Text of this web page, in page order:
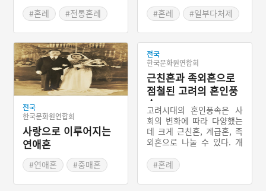
식이다. 부귀부가(夫歸婦
家) 또는 서류부가(壻留婦
家)라고 부르기도 한다. 신
붓집에서 삼일동안 혼례식
이 절차에 따라 이루어진다.
이를 삼 일 잔치 혹은 삼일
대반이라고 부른다. 이러한
남귀여가혼은 조선시대 성
리학이 대세가 되면서 친영
례의 영향을 받아 변한다.
혼례식은 그대로 신붓집에
서 진행되고 신랑이 신붓집
에 머무는 시간이 줄어든
‘반친영’ 방식으로 변화하여
남귀여가혼의 흔적을 확인
할 수 있다.
#혼례
#전통혼례
#반친영
는 데릴사위제가 있었고, 일
부다처제도 있었다. 백제에
도 일부다처제가 있었고, 여
성의 정절이 중시되었으며,
왕실에는 다른 나라와의 정
략결혼이 있었다. 신라에서
는 여성의 이혼과 재혼이 가
능했다는 기록이 있다. 이처
럼 같은 시기이지만 나라별
로 혼인 풍속에 차이가 나타
난다.
#혼례
#일부다처제
전국
한국문화원연합회
사랑으로 이루어지는
연애혼
#연애혼
#중매혼
전국
한국문화원연합회
근친혼과 족외혼으로
점철된 고려의 혼인풍
속
고려시대의 혼인풍속은 사
회의 변화에 따라 다양했는
데 크게 근친혼, 계급혼, 족
외혼으로 나눌 수 있다. 개
다지기 위한 동성혼과 근친
혼, 정략혼이 왕실을 중심으
로 이루어졌다. 또한 계급에
#혼례